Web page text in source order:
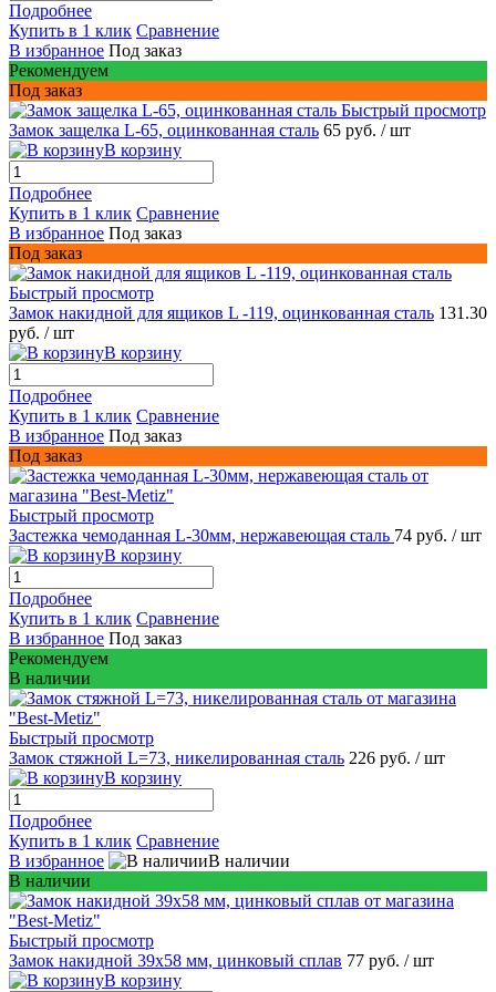
Подробнее
Купить в 1 клик Сравнение
В избранное Под заказ
Рекомендуем
Под заказ
Быстрый просмотр
Замок защелка L-65, оцинкованная сталь 65 руб. / шт
В корзину
Подробнее
Купить в 1 клик Сравнение
В избранное Под заказ
Под заказ
Быстрый просмотр
Замок накидной для ящиков L -119, оцинкованная сталь 131.30
руб. / шт
В корзину
Подробнее
Купить в 1 клик Сравнение
В избранное Под заказ
Под заказ
Быстрый просмотр
Застежка чемоданная L-30мм, нержавеющая сталь 74 руб. / шт
В корзину
Подробнее
Купить в 1 клик Сравнение
В избранное Под заказ
Рекомендуем
В наличии
Быстрый просмотр
Замок стяжной L=73, никелированная сталь 226 руб. / шт
В корзину
Подробнее
Купить в 1 клик Сравнение
В избранное
В наличии
В наличии
Быстрый просмотр
Замок накидной 39х58 мм, цинковый сплав 77 руб. / шт
В корзину